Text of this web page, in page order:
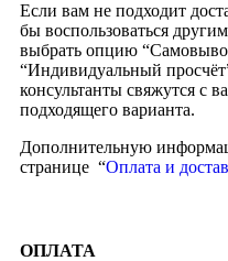
Если вам не подходит
бы воспользоваться
выбрать опцию
“Индивидуальный
консультанты свяжутся с
подходящего варианта.
Дополнительную
странице “Оплата и
ОПЛАТА